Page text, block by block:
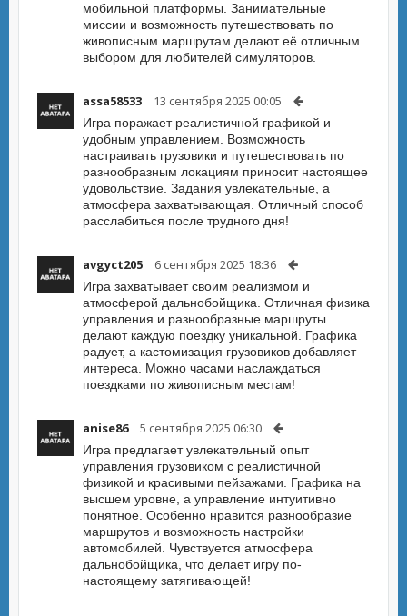
мобильной платформы. Занимательные
миссии и возможность путешествовать по
живописным маршрутам делают её отличным
выбором для любителей симуляторов.
assa58533 13 сентября 2025 00:05
Игра поражает реалистичной графикой и
удобным управлением. Возможность
настраивать грузовики и путешествовать по
разнообразным локациям приносит настоящее
удовольствие. Задания увлекательные, а
атмосфера захватывающая. Отличный способ
расслабиться после трудного дня!
avgyct205 6 сентября 2025 18:36
Игра захватывает своим реализмом и
атмосферой дальнобойщика. Отличная физика
управления и разнообразные маршруты
делают каждую поездку уникальной. Графика
радует, а кастомизация грузовиков добавляет
интереса. Можно часами наслаждаться
поездками по живописным местам!
anise86 5 сентября 2025 06:30
Игра предлагает увлекательный опыт
управления грузовиком с реалистичной
физикой и красивыми пейзажами. Графика на
высшем уровне, а управление интуитивно
понятное. Особенно нравится разнообразие
маршрутов и возможность настройки
автомобилей. Чувствуется атмосфера
дальнобойщика, что делает игру по-
настоящему затягивающей!